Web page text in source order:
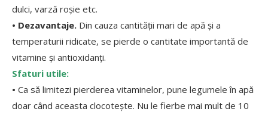
dulci, varză roșie etc.
• Dezavantaje. Din cauza cantității mari de apă și a
temperaturii ridicate, se pierde o cantitate importantă de
vitamine și antioxidanți.
Sfaturi utile:
• Ca să limitezi pierderea vitaminelor, pune legumele în apă
doar când aceasta clocotește. Nu le fierbe mai mult de 10